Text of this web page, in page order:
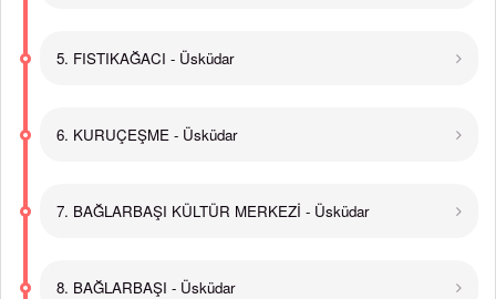
5. FISTIKAĞACI - Üsküdar
6. KURUÇEŞME - Üsküdar
7. BAĞLARBAŞI KÜLTÜR MERKEZİ - Üsküdar
8. BAĞLARBAŞI - Üsküdar